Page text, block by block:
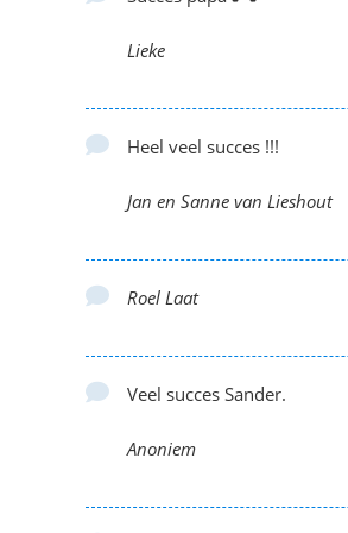
Lieke
Heel veel succes !!!
Jan en Sanne van Lieshout
Roel Laat
Veel succes Sander.
Anoniem